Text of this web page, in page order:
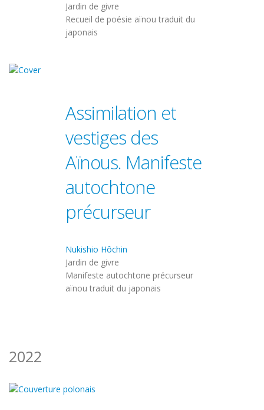
Jardin de givre
Recueil de poésie aïnou traduit du
japonais
Assimilation et
vestiges des
Aïnous. Manifeste
autochtone
précurseur
Nukishio Hôchin
Jardin de givre
Manifeste autochtone précurseur
aïnou traduit du japonais
2022